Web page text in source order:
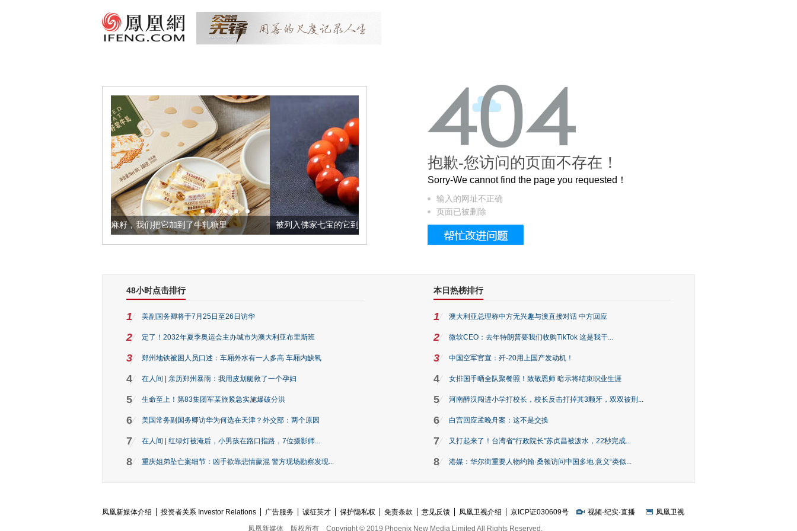
康的黄金亚麻籽，我们把它加到了牛轧糖里 被列入佛家七宝的它到底有多美？ 这个3.2米的长卷，还原了600岁的紫禁城
抱歉-您访问的页面不存在！
Sorry-We cannot find the page you requested！
输入的网址不正确
页面已被删除
48小时点击排行
1 美副国务卿将于7月25日至26日访华
2 定了！2032年夏季奥运会主办城市为澳大利亚布里斯班
3 郑州地铁被困人员口述：车厢外水有一人多高 车厢内缺氧
4 在人间 | 亲历郑州暴雨：我用皮划艇救了一个孕妇
5 生命至上！第83集团军某旅紧急实施爆破分洪
6 美国常务副国务卿访华为何选在天津？外交部：两个原因
7 在人间 | 红绿灯被淹后，小男孩在路口指路，7位摄影师...
8 重庆姐弟坠亡案细节：凶手欲靠悲情蒙混 警方现场勘察发现...
本日热榜排行
1 澳大利亚总理称中方无兴趣与澳直接对话 中方回应
2 微软CEO：去年特朗普要我们收购TikTok 这是我干...
3 中国空军官宣：歼-20用上国产发动机！
4 女排国手晒全队聚餐照！致敬恩师 暗示将结束职业生涯
5 河南醉汉闯进小学打校长，校长反击打掉其3颗牙，双双被刑...
6 白宫回应孟晚舟案：这不是交换
7 又打起来了！台湾省“行政院长”苏贞昌被泼水，22秒完成...
8 港媒：华尔街重要人物约翰·桑顿访问中国多地 意义“类似...
凤凰新媒体介绍 投资者关系 Investor Relations 广告服务 诚征英才 保护隐私权 免责条款 意见反馈 凤凰卫视介绍 京ICP证030609号 视频·纪实·直播
凤凰卫视
凤凰新媒体
版权所有 Copyright © 2019 Phoenix New Media Limited All Rights Reserved.